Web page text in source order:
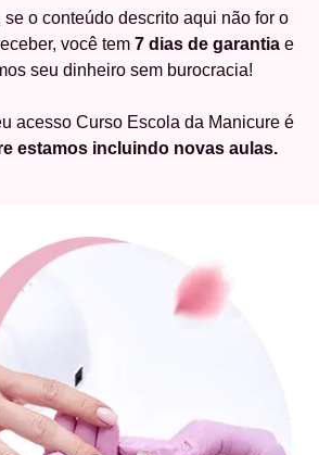
se o conteúdo descrito aqui não for o
você tem 7 dias de garantiae
seu dinheiro sem burocracia!
acesso Curso Escola da Manicure é
estamos incluindo novas aulas.